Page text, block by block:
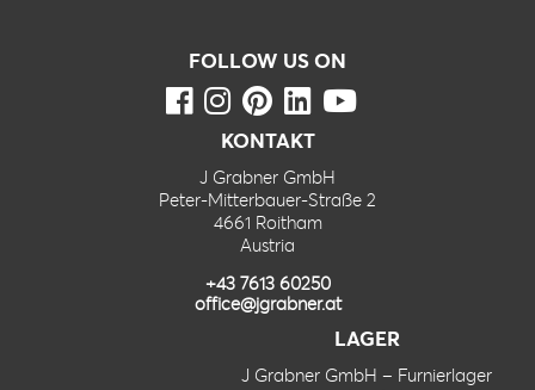
FOLLOW US ON
KONTAKT
J Grabner GmbH
Peter-Mitterbauer-Straße 2
4661 Roitham
Austria
+43 7613 60250
office@jgrabner.at
LAGER
J Grabner GmbH – Furnierlager